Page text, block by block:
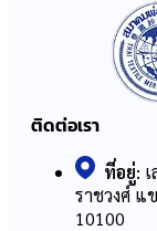
ติดต่อเรา
ที่อยู่:
ราชวงศ์ แ
10100